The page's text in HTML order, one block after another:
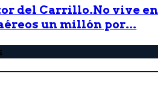
del Carrillo.No vive en
un millón por...